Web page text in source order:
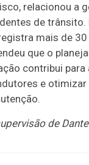
relacionou a
de trânsito.
mais de
que o
contribui para
e
de